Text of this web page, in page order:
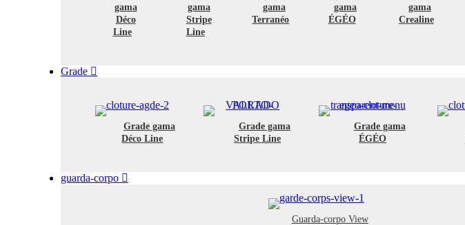
gama
Déco
Line
gama
Stripe
Line
gama
Terranéo
gama
ÉGÉO
gama
Crealine
Grade
Grade gama
Déco Line
Grade gama
Stripe Line
Grade gama
ÉGÉO
guarda-corpo
Guarda-corpo View